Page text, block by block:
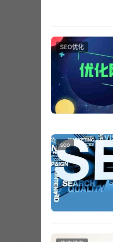
SEO优化
seo